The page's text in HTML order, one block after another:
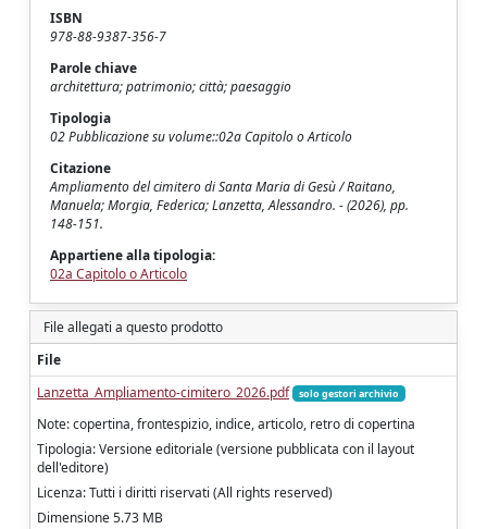
ISBN
978-88-9387-356-7
Parole chiave
architettura; patrimonio; città; paesaggio
Tipologia
02 Pubblicazione su volume::02a Capitolo o Articolo
Citazione
Ampliamento del cimitero di Santa Maria di Gesù / Raitano,
Manuela; Morgia, Federica; Lanzetta, Alessandro. - (2026), pp.
148-151.
Appartiene alla tipologia:
02a Capitolo o Articolo
File allegati a questo prodotto
File
Lanzetta_Ampliamento-cimitero_2026.pdf
solo gestori archivio
Note: copertina, frontespizio, indice, articolo, retro di copertina
Tipologia: Versione editoriale (versione pubblicata con il layout
dell'editore)
Licenza: Tutti i diritti riservati (All rights reserved)
Dimensione 5.73 MB